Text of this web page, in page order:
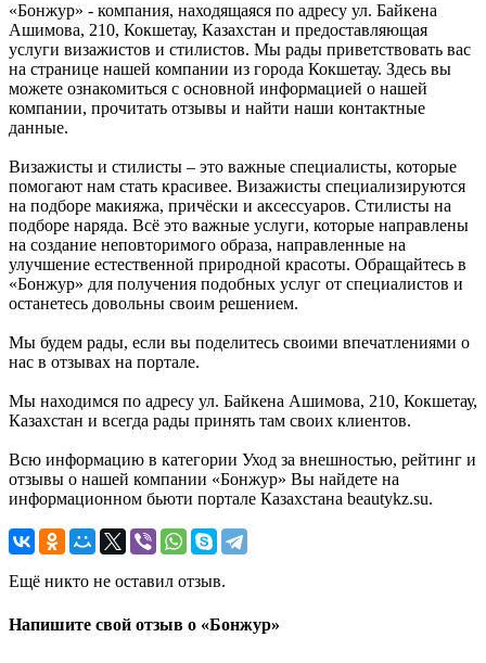
«Бонжур» - компания, находящаяся по адресу ул. Байкена
Ашимова, 210, Кокшетау, Казахстан и предоставляющая
услуги визажистов и стилистов. Мы рады приветствовать вас
на странице нашей компании из города Кокшетау. Здесь вы
можете ознакомиться с основной информацией о нашей
компании, прочитать отзывы и найти наши контактные
данные.
Визажисты и стилисты – это важные специалисты, которые
помогают нам стать красивее. Визажисты специализируются
на подборе макияжа, причёски и аксессуаров. Стилисты на
подборе наряда. Всё это важные услуги, которые направлены
на создание неповторимого образа, направленные на
улучшение естественной природной красоты. Обращайтесь в
«Бонжур» для получения подобных услуг от специалистов и
останетесь довольны своим решением.
Мы будем рады, если вы поделитесь своими впечатлениями о
нас в отзывах на портале.
Мы находимся по адресу ул. Байкена Ашимова, 210, Кокшетау,
Казахстан и всегда рады принять там своих клиентов.
Всю информацию в категории Уход за внешностью, рейтинг и
отзывы о нашей компании «Бонжур» Вы найдете на
информационном бьюти портале Казахстана beautykz.su.
Ещё никто не оставил отзыв.
Напишите свой отзыв о «Бонжур»